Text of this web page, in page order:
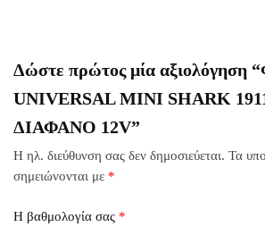
Δώστε πρώτος μία αξιολόγηση
UNIVERSAL MINI SHARK
ΔΙΑΦΑΝΟ 12V”
Η ηλ. διεύθυνση σας δεν δημοσιεύεται. Τα
σημειώνονται με *
Η βαθμολογία σας *